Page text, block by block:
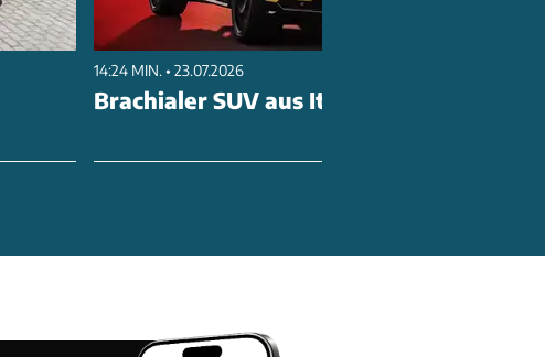
14:24 MIN. • 23.07.2026
Brachialer SUV aus Italien